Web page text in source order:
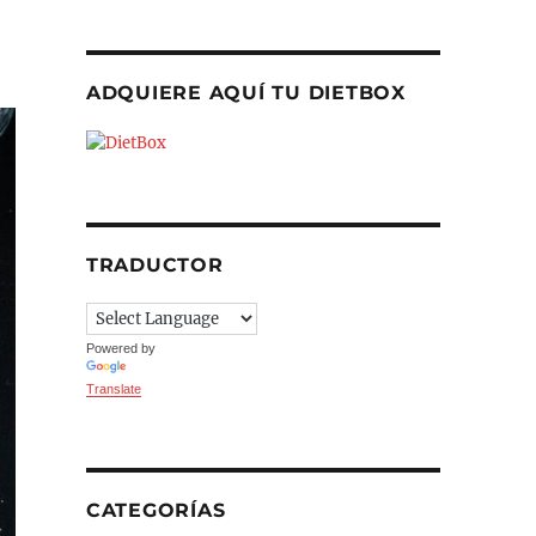
ADQUIERE AQUÍ TU DIETBOX
TRADUCTOR
Powered by
Translate
CATEGORÍAS